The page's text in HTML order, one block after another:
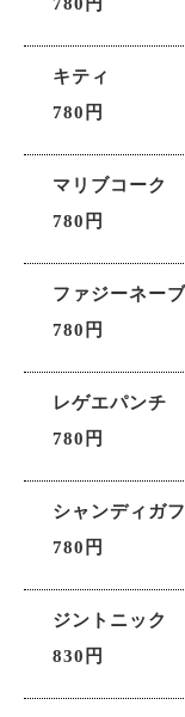
キティ
780円
マリブコーク
780円
ファジーネー
780円
レゲエパンチ
780円
シャンディガフ
780円
ジントニック
830円